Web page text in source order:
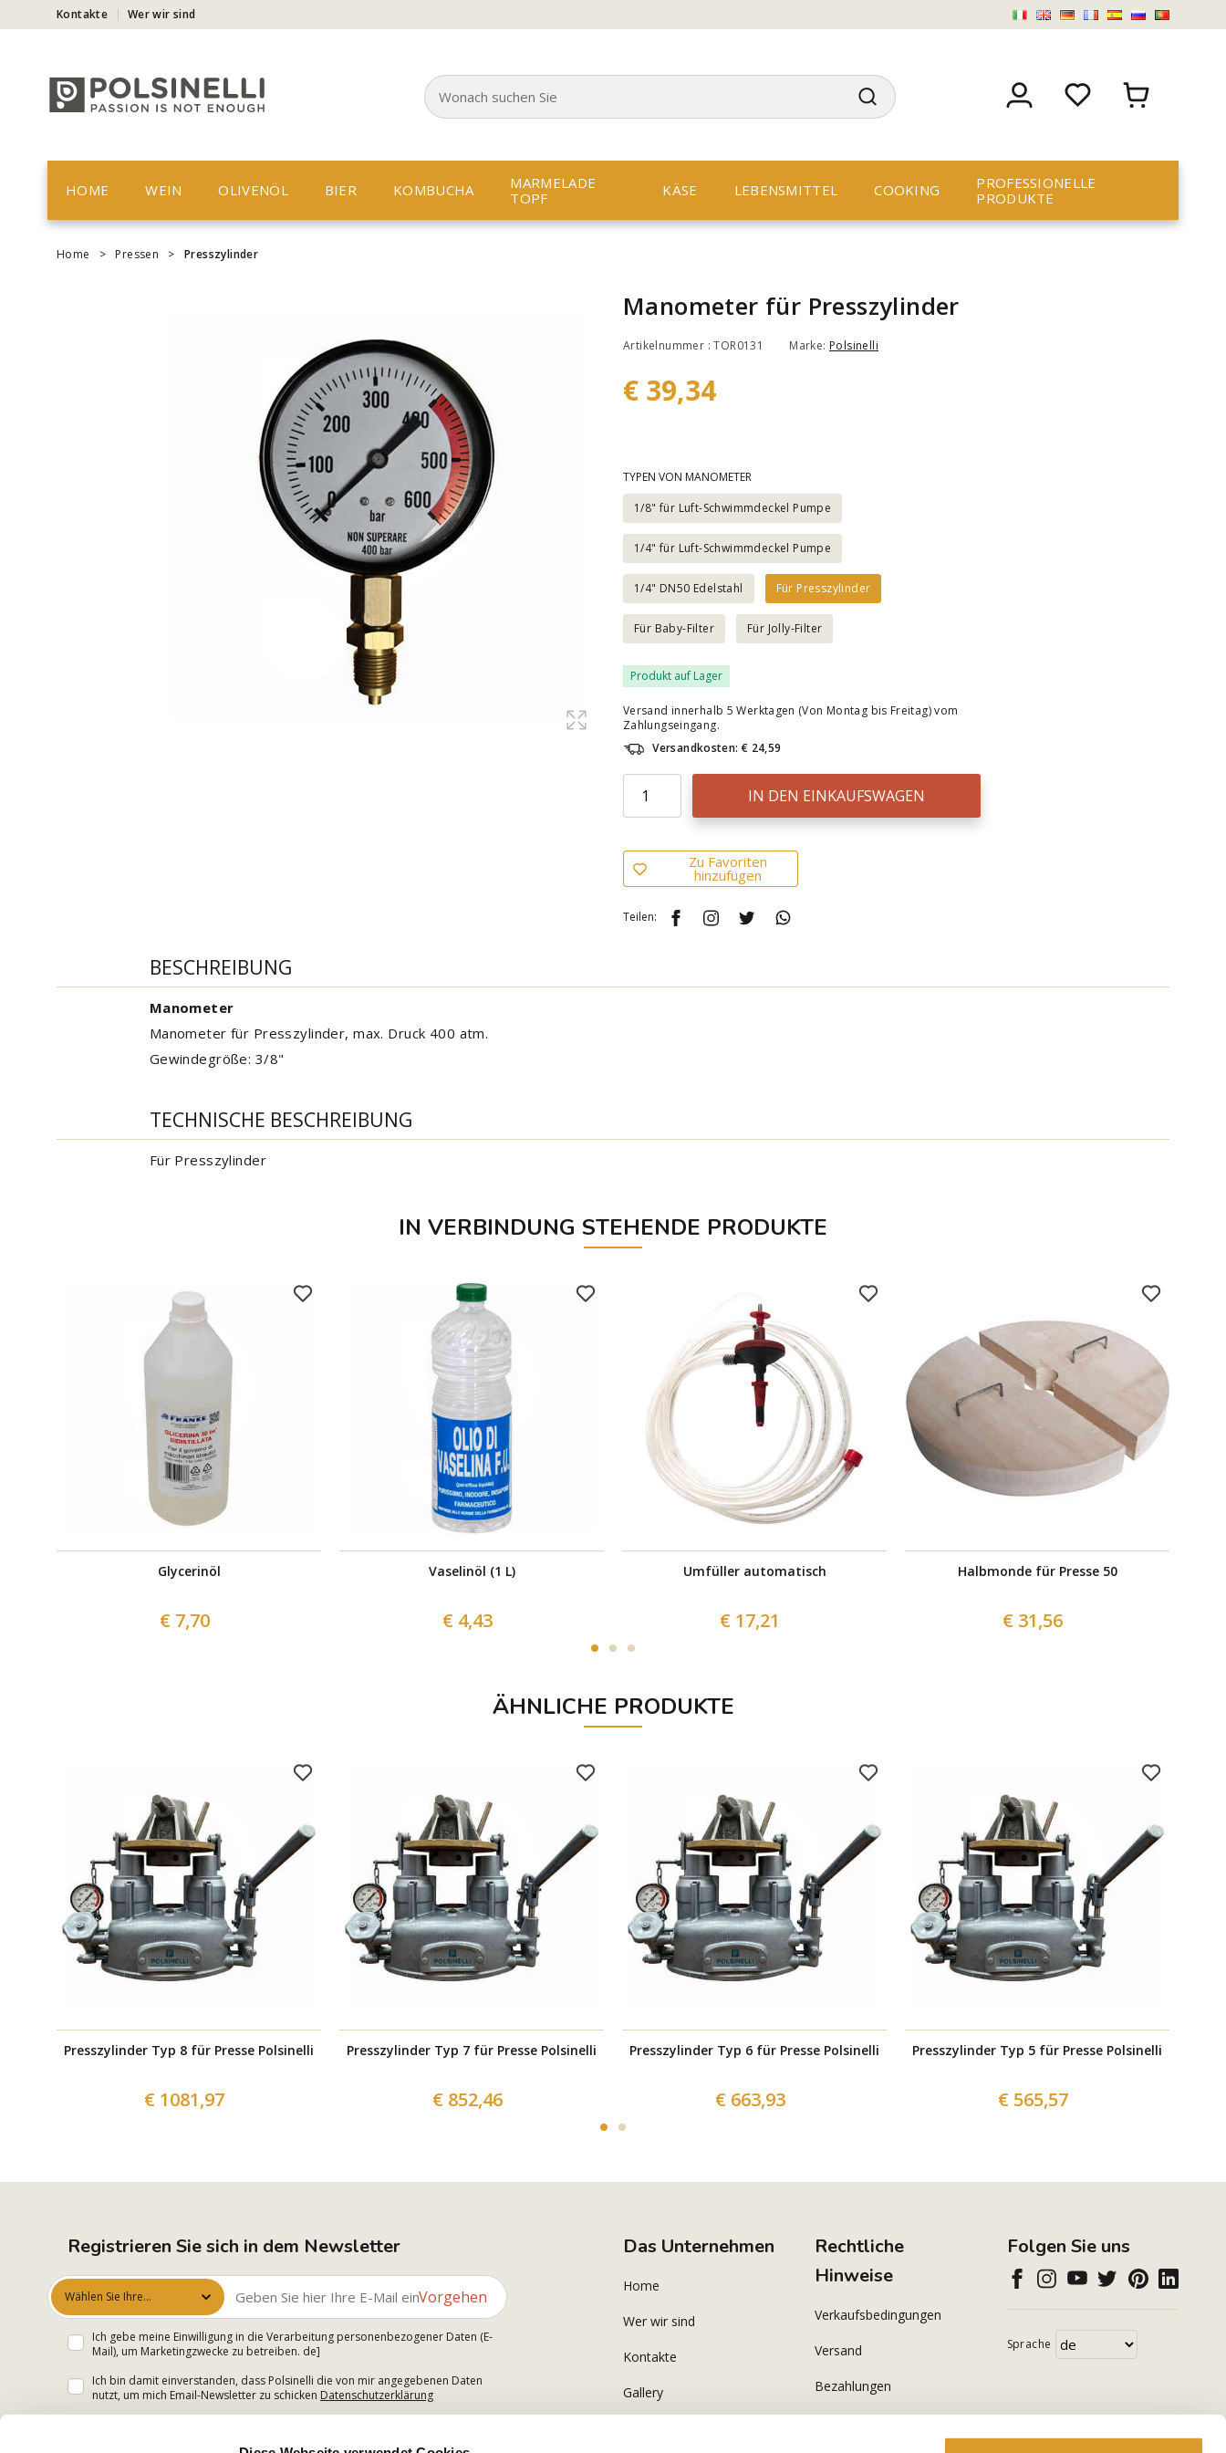
Kontakte Wer wir sind
HOME WEIN OLIVENÖL BIER KOMBUCHA
MARMELADE
TOPF
KÄSE LEBENSMITTEL COOKING
PROFESSIONELLE
PRODUKTE
Home > Pressen > Presszylinder
Manometer für Presszylinder
Artikelnummer : TOR0131 Marke: Polsinelli
€ 39,34
TYPEN VON MANOMETER
1/8" für Luft-Schwimmdeckel Pumpe
1/4" für Luft-Schwimmdeckel Pumpe
1/4" DN50 Edelstahl Für Presszylinder
Für Baby-Filter Für Jolly-Filter
Produkt auf Lager
Versand innerhalb 5 Werktagen (Von Montag bis Freitag) vom
Zahlungseingang.
Versandkosten: € 24,59
IN DEN EINKAUFSWAGEN
Zu Favoriten
hinzufügen
Teilen:
BESCHREIBUNG
Manometer
Manometer für Presszylinder, max. Druck 400 atm.
Gewindegröße: 3/8"
TECHNISCHE BESCHREIBUNG
Für Presszylinder
IN VERBINDUNG STEHENDE PRODUKTE
Glycerinöl
€ 7,70
Vaselinöl (1 L)
€ 4,43
Umfüller automatisch
€ 17,21
Halbmonde für Presse 50
€ 31,56
ÄHNLICHE PRODUKTE
Presszylinder Typ 8 für Presse Polsinelli
€ 1081,97
Presszylinder Typ 7 für Presse Polsinelli
€ 852,46
Presszylinder Typ 6 für Presse Polsinelli
€ 663,93
Presszylinder Typ 5 für Presse Polsinelli
€ 565,57
Registrieren Sie sich in dem Newsletter
Wählen Sie Ihre
Interessen aus
Vorgehen
Ich gebe meine Einwilligung in die Verarbeitung personenbezogener Daten (E-
Mail), um Marketingzwecke zu betreiben. de]
Ich bin damit einverstanden, dass Polsinelli die von mir angegebenen Daten
nutzt, um mich Email-Newsletter zu schicken Datenschutzerklärung
Das Unternehmen
Home
Wer wir sind
Kontakte
Gallery
Rechtliche
Hinweise
Verkaufsbedingungen
Versand
Bezahlungen
Folgen Sie uns
Sprache